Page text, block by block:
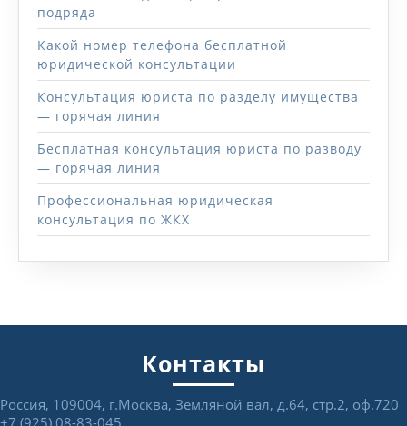
подряда
Какой номер телефона бесплатной
юридической консультации
Консультация юриста по разделу имущества
— горячая линия
Бесплатная консультация юриста по разводу
— горячая линия
Профессиональная юридическая
консультация по ЖКХ
Контакты
Россия, 109004, г.Москва, Земляной вал, д.64, стр.2, оф.720